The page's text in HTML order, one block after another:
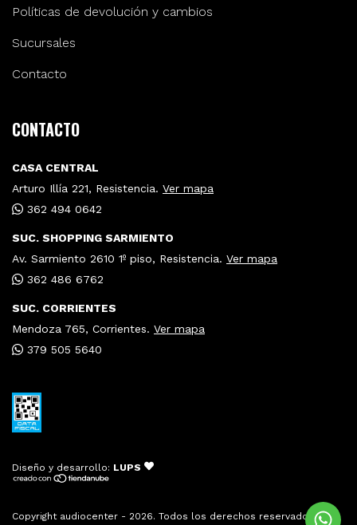
Políticas de devolución y cambios
Sucursales
Contacto
CONTACTO
CASA CENTRAL
Arturo Illía 221, Resistencia. Ver mapa
362 494 0642
SUC. SHOPPING SARMIENTO
Av. Sarmiento 2610 1º piso, Resistencia. Ver mapa
362 486 6762
SUC. CORRIENTES
Mendoza 765, Corrientes. Ver mapa
379 505 5640
Diseño y desarrollo: LUPS
Copyright audiocenter - 2026. Todos los derechos reservados.